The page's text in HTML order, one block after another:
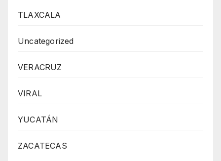
TLAXCALA
Uncategorized
VERACRUZ
VIRAL
YUCATÁN
ZACATECAS